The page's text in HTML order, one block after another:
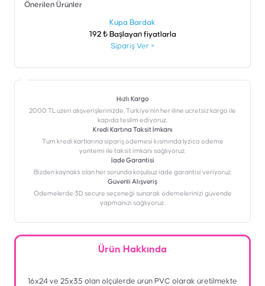
Önerilen Ürünler
Kupa Bardak
192 ₺ Başlayan fiyatlarla
Sipariş Ver >
Hızlı Kargo
2000 TL üzeri alışverişlerinizde, Türkiye’nin her iline ücretsiz kargo ile
kapıda teslim ediyoruz.
Kredi Kartına Taksit İmkanı
‎Tüm kredi kartlarına sipariş ödemesi kısmında İyzico ödeme
yöntemi ile taksit imkanı sağlıyoruz.
İade Garantisi
Bizden kaynaklı olan her sorunda koşulsuz iade garantisi veriyoruz.
Güvenli Alışveriş
Ödemelerde 3D secure seçeneği sunarak ödemelerinizi güvende
yapmanızı sağlıyoruz.
Ürün Hakkında
16x24 ve 25x35 olan ölçülerde ürün PVC olarak üretilmekte